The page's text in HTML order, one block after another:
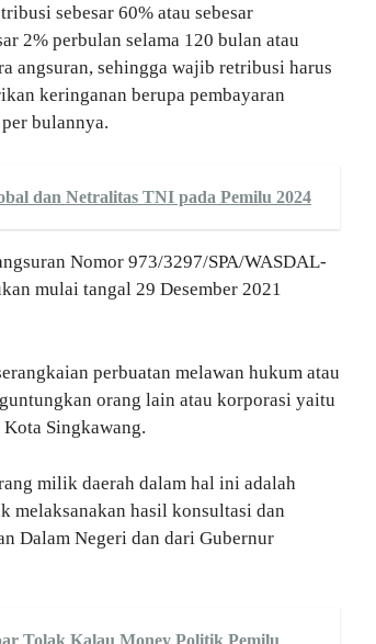
sebesar 60% atau sebesar
2% perbulan selama 120 bulan atau
angsuran, sehingga wajib retribusi harus
keringanan berupa pembayaran
bulannya.
dan Netralitas TNI pada Pemilu 2024
Nomor 973/3297/SPA/WASDAL-
mulai tangal 29 Desember 2021
perbuatan melawan hukum atau
orang lain atau korporasi yaitu
Singkawang.
milik daerah dalam hal ini adalah
melaksanakan hasil konsultasi dan
Dalam Negeri dan dari Gubernur
Tolak Kalau Money Politik Pemilu